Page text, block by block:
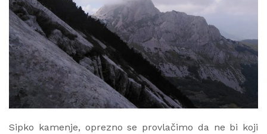
Sipko kamenje, oprezno se provlačimo da ne bi koji